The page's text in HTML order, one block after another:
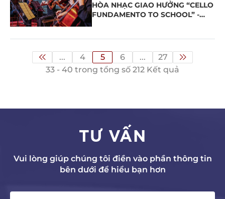
HÒA NHẠC GIAO HƯỞNG “CELLO
FUNDAMENTO TO SCHOOL” -
... 4 5 6 ...
27
33 - 40 trong tổng số 212 Kết quả
TƯ VẤN
Vui lòng giúp chúng tôi điền vào phần thông tin
bên dưới để hiểu bạn hơn